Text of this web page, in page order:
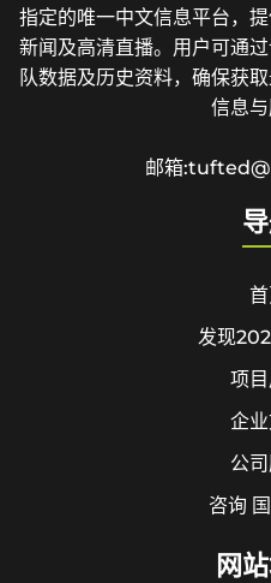
指定的唯一中文信息平台，
新闻及高清直播。用户可通
队数据及历史资料，确保获
信息与
邮箱
发现
项
企
公
咨询
网